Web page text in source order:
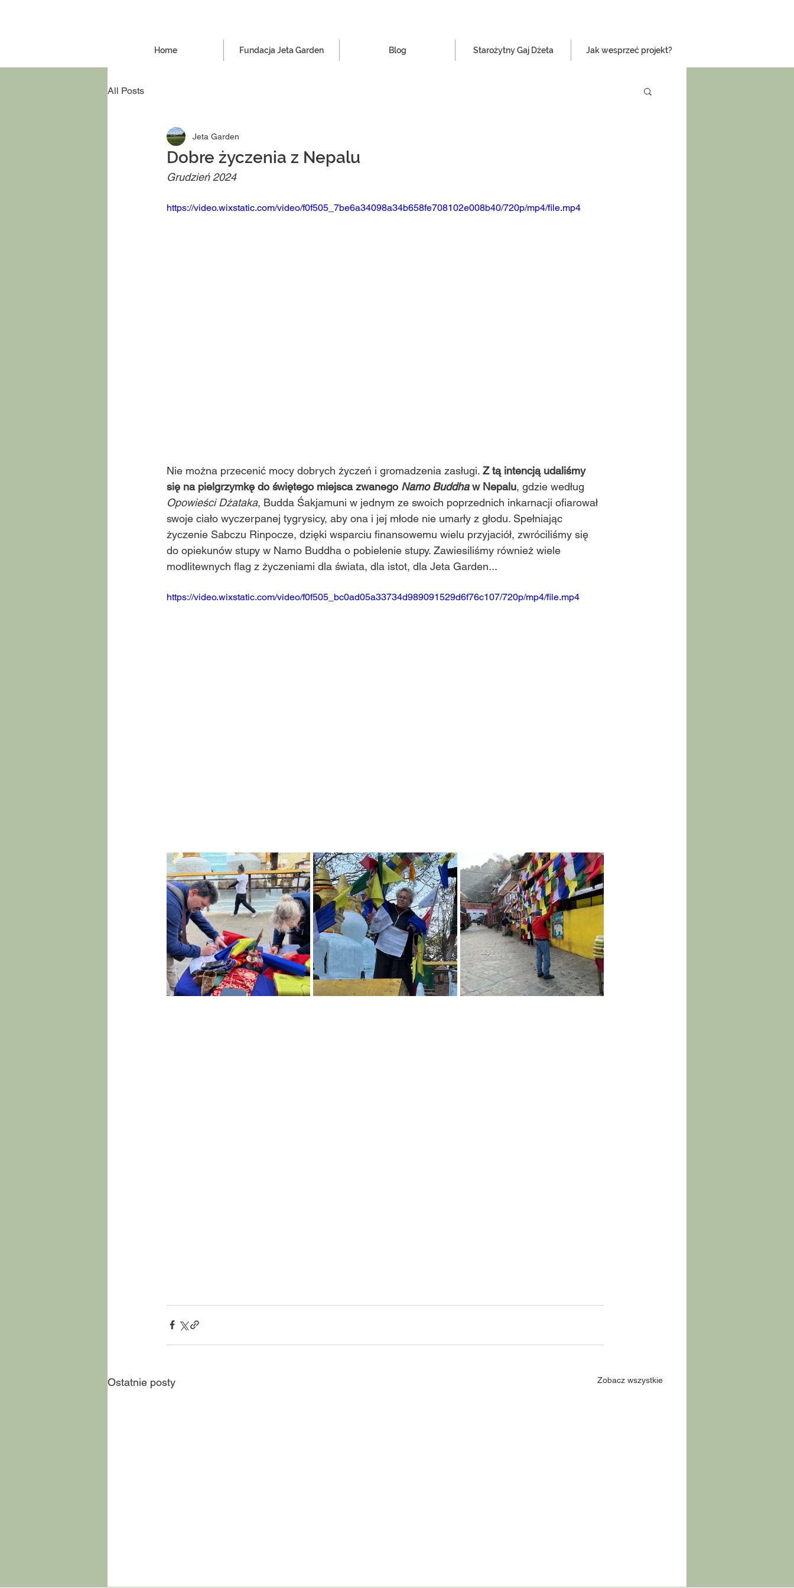
Home Fundacja Jeta Garden Blog Starożytny Gaj Dżeta Jak wesprzeć projekt?
All Posts
Dobre życzenia z Nepalu
Jeta Garden
Grudzień 2024
https://video.wixstatic.com/video/f0f505_7be6a34098a34b658fe708102e008b40/720p/mp4/file.mp4
Nie można przecenić mocy dobrych życzeń i gromadzenia zasługi. Z tą intencją udaliśmy
się na pielgrzymkę do świętego miejsca zwanego Namo Buddha w Nepalu, gdzie według
Opowieści Dżataka, Budda Śakjamuni w jednym ze swoich poprzednich inkarnacji ofiarował
swoje ciało wyczerpanej tygrysicy, aby ona i jej młode nie umarły z głodu. Spełniając
życzenie Sabczu Rinpocze, dzięki wsparciu finansowemu wielu przyjaciół, zwróciliśmy się
do opiekunów stupy w Namo Buddha o pobielenie stupy. Zawiesiliśmy również wiele
modlitewnych flag z życzeniami dla świata, dla istot, dla Jeta Garden...
https://video.wixstatic.com/video/f0f505_bc0ad05a33734d989091529d6f76c107/720p/mp4/file.mp4
Ostatnie posty Zobacz wszystkie